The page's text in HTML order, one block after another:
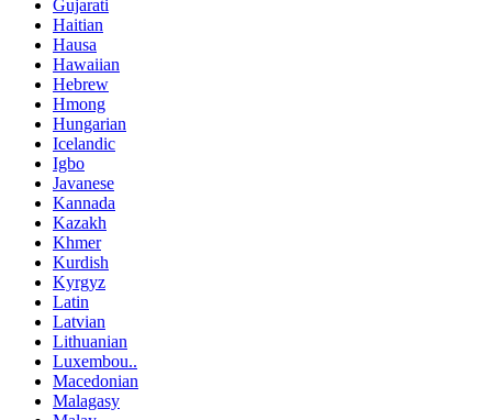
Gujarati
Haitian
Hausa
Hawaiian
Hebrew
Hmong
Hungarian
Icelandic
Igbo
Javanese
Kannada
Kazakh
Khmer
Kurdish
Kyrgyz
Latin
Latvian
Lithuanian
Luxembou..
Macedonian
Malagasy